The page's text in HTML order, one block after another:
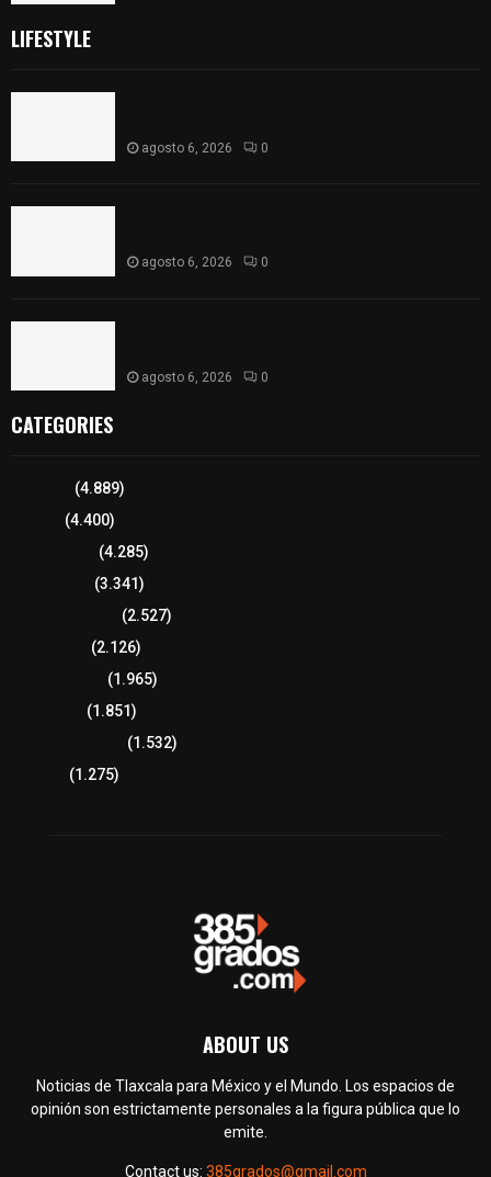
LIFESTYLE
agosto 6, 2026 0
agosto 6, 2026 0
agosto 6, 2026 0
CATEGORIES
(4.889)
(4.400)
(4.285)
(3.341)
(2.527)
(2.126)
(1.965)
(1.851)
(1.532)
(1.275)
ABOUT US
Noticias de Tlaxcala para México y el Mundo. Los espacios de
opinión son estrictamente personales a la figura pública que lo
emite.
Contact us: 385grados@gmail.com